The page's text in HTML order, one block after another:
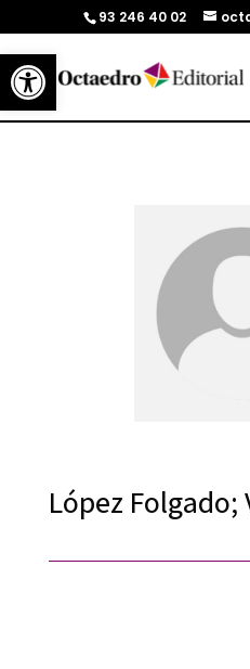
Abrir barra de herramientas
93 246 40 02
López Folgado;